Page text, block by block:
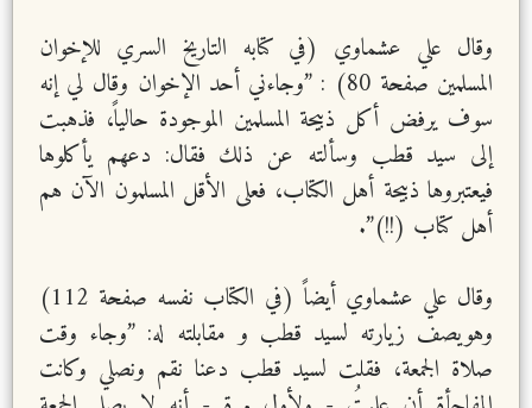
وقال علي عشماوي (في كتابه التاريخ السري للإخوان
المسلمين صفحة 80) : ”وجاءني أحد الإخوان وقال لي إنه
سوف يرفض أكل ذبيحة المسلمين الموجودة حالياً، فذهبت
إلى سيد قطب وسألته عن ذلك فقال: دعهم يأكلوها
فيعتبروها ذبيحة أهل الكتاب، فعلى الأقل المسلمون الآن هم
أهل كتاب (!!)”.
وقال علي عشماوي أيضاً (في الكتاب نفسه صفحة 112)
وهويصف زيارته لسيد قطب و مقابلته له: ”وجاء وقت
صلاة الجمعة، فقلت لسيد قطب دعنا نقم ونصلي وكانت